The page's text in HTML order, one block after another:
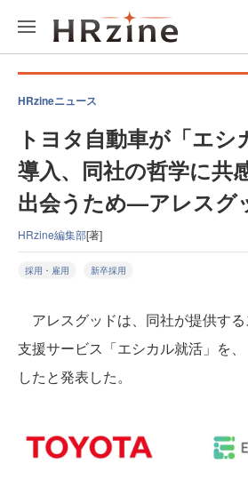
HRzineニュース
トヨタ自動車が「エシ
導入、同社の哲学に共
出会うため—アレスグ
HRzine編集部[著]
採用・雇用 新卒採用
アレスグッドは、同社が提供す
支援サービス「エシカル就活」を
したと発表した。